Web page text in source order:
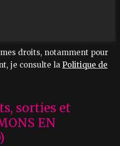
droits, notamment pour
je consulte la Politique de
sorties et
EN